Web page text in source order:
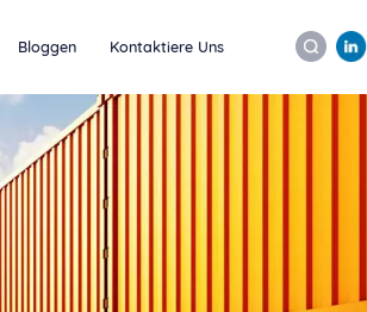
Bloggen Kontaktiere Uns